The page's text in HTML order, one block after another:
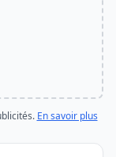
En savoir plus